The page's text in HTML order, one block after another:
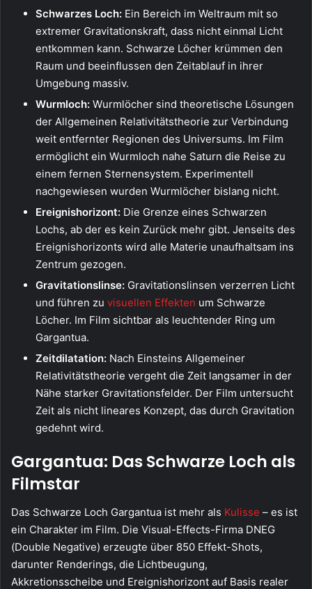
Schwarzes Loch: Ein Bereich im Weltraum mit so
extremer Gravitationskraft, dass nicht einmal Licht
entkommen kann. Schwarze Löcher krümmen den
Raum und beeinflussen den Zeitablauf in ihrer
Umgebung massiv.
Wurmloch: Wurmlöcher sind theoretische Lösungen
der Allgemeinen Relativitätstheorie zur Verbindung
weit entfernter Regionen des Universums. Im Film
ermöglicht ein Wurmloch nahe Saturn die Reise zu
einem fernen Sternensystem. Experimentell
nachgewiesen wurden Wurmlöcher bislang nicht.
Ereignishorizont: Die Grenze eines Schwarzen
Lochs, ab der es kein Zurück mehr gibt. Jenseits des
Ereignishorizonts wird alle Materie unaufhaltsam ins
Zentrum gezogen.
Gravitationslinse: Gravitationslinsen verzerren Licht
und führen zu visuellen Effekten um Schwarze
Löcher. Im Film sichtbar als leuchtender Ring um
Gargantua.
Zeitdilatation: Nach Einsteins Allgemeiner
Relativitätstheorie vergeht die Zeit langsamer in der
Nähe starker Gravitationsfelder. Der Film untersucht
Zeit als nicht lineares Konzept, das durch Gravitation
gedehnt wird.
Gargantua: Das Schwarze Loch als
Filmstar
Das Schwarze Loch Gargantua ist mehr als Kulisse – es ist
ein Charakter im Film. Die Visual-Effects-Firma DNEG
(Double Negative) erzeugte über 850 Effekt-Shots,
darunter Renderings, die Lichtbeugung,
Akkretionsscheibe und Ereignishorizont auf Basis realer